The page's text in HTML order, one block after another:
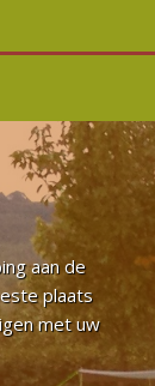
aan de
plaats
met uw